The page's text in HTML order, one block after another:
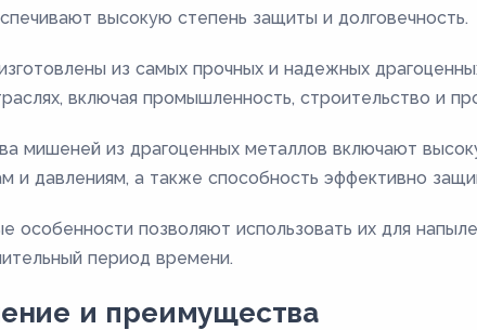
высокую степень защиты и долговечность.
из самых прочных и надежных
включая промышленность, строительство и
мишеней из драгоценных металлов включают
и давлениям, а также способность эффективно
особенности позволяют использовать их для
период времени.
и преимущества